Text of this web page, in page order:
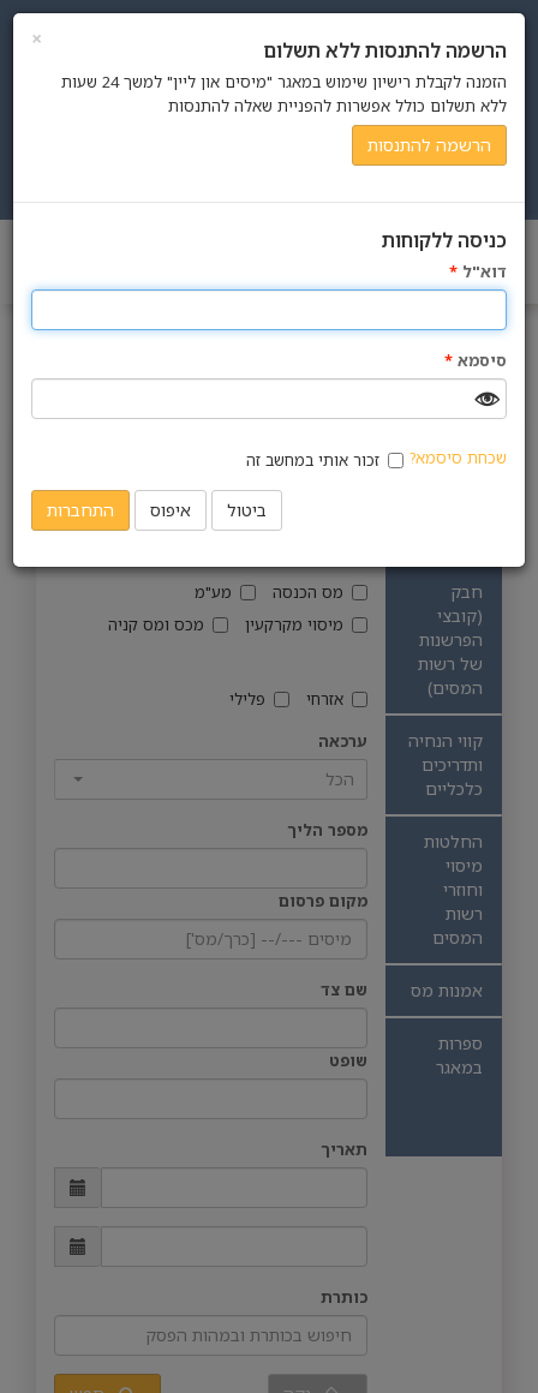
Toggle
navigation
חנות
מסך חיפוש
חבק
(קובצי
הפרשנות
של רשות
המסים)
קווי הנחיה
ותדריכים
כלכליים
החלטות
מיסוי
וחוזרי
רשות
המסים
אמנות מס
ספרות
במאגר
אפשרויות חיפוש
מס הכנסה
מע"מ
מיסוי מקרקעין
מכס ומס קניה
אזרחי
פלילי
ערכאה
הכל
מספר הליך
מקום פרסום
שם צד
שופט
תאריך
כותרת
× הרשמה להתנסות ללא תשלום
הזמנה לקבלת רישיון שימוש במאגר "מיסים און ליין" למשך 24 שעות
ללא תשלום כולל אפשרות להפניית שאלה להתנסות
הרשמה להתנסות
כניסה ללקוחות
דוא"ל *
סיסמא *
זכור אותי במחשב זה שכחת סיסמא?
ביטול איפוס התחברות